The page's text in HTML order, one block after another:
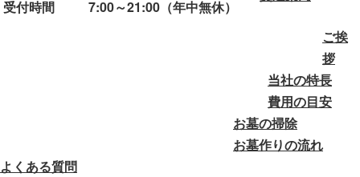
受付時間 7:00～21:00（年中無休）
ご挨
拶
当社の特長
費用の目安
お墓の掃除
お墓作りの流れ
よくある質問